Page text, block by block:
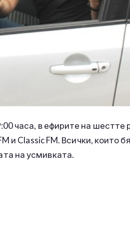
часа, в ефирите на шестте
и Classic FM. Всички, които
на усмивката.